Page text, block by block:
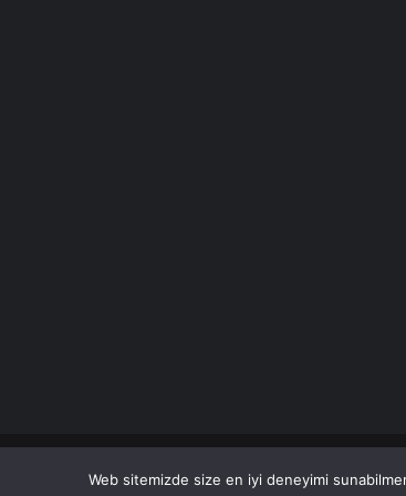
© Copyright 2026 Her Hakkı Saklıdır. Son
Web sitemizde size en iyi deneyimi